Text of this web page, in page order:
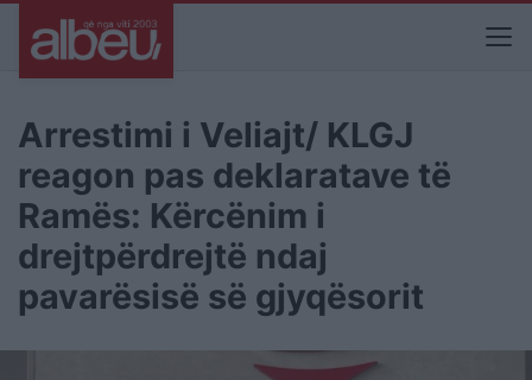
Arrestimi i Veliajt/ KLGJ
reagon pas deklaratave të
Ramës: Kërcënim i
drejtpërdrejtë ndaj
pavarësisë së gjyqësorit